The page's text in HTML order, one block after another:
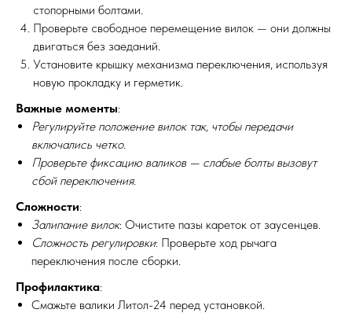
стопорными болтами.
Проверьте свободное перемещение вилок — они должны
двигаться без заеданий.
Установите крышку механизма переключения, используя
новую прокладку и герметик.
Важные моменты:
Регулируйте положение вилок так, чтобы передачи
включались четко.
Проверьте фиксацию валиков — слабые болты вызовут
сбой переключения.
Сложности:
Залипание вилок: Очистите пазы кареток от заусенцев.
Сложность регулировки: Проверьте ход рычага
переключения после сборки.
Профилактика:
Смажьте валики Литол-24 перед установкой.